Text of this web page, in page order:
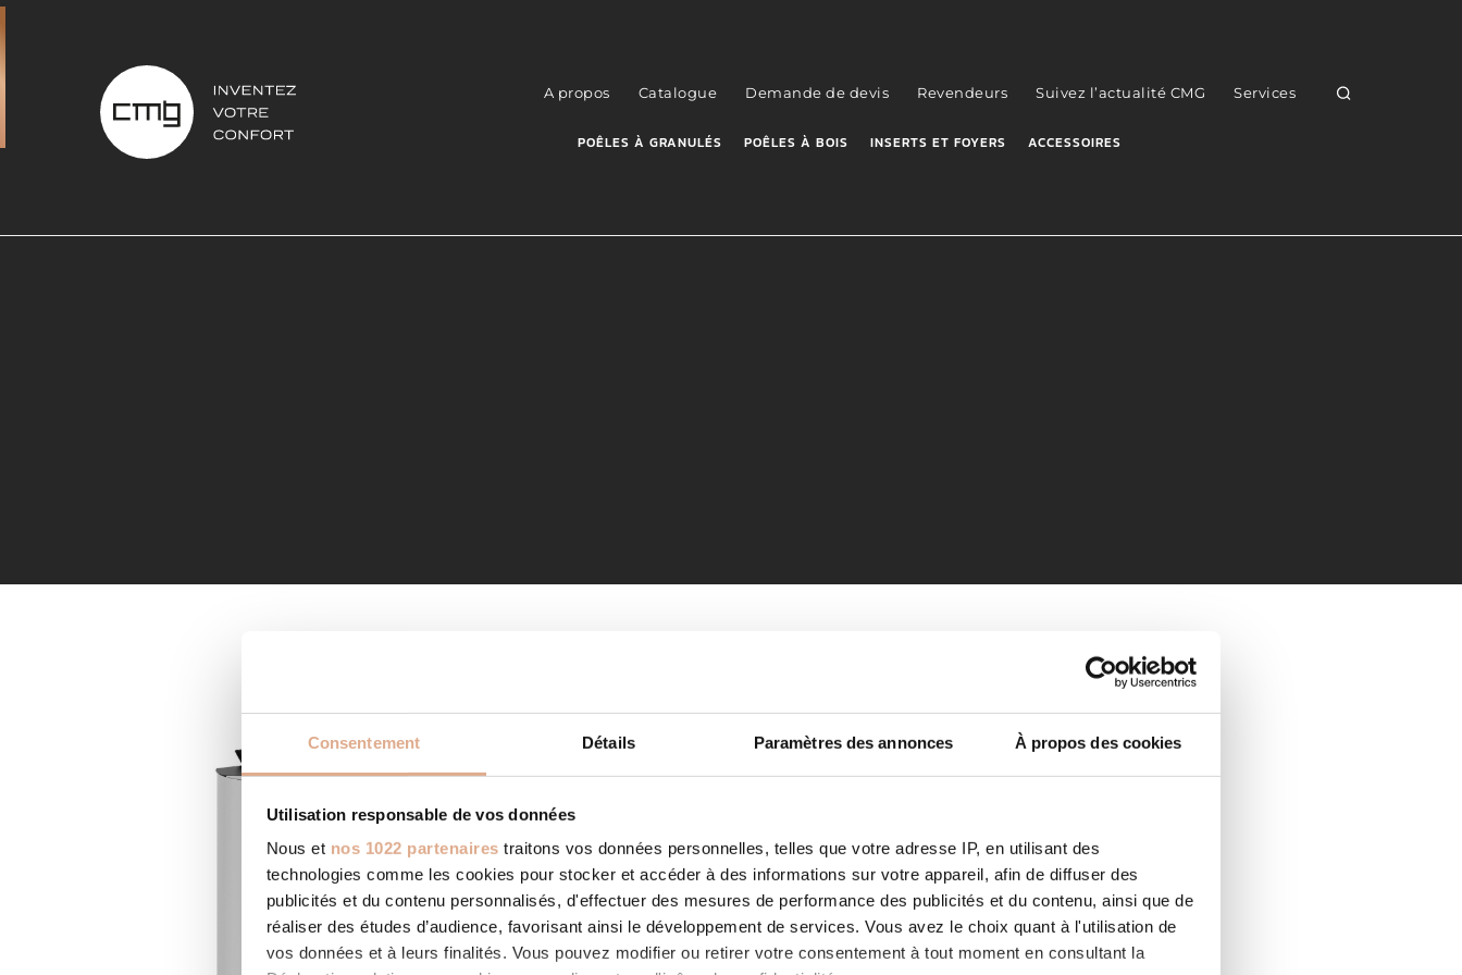
Consentement Détails Paramètres des annonces À propos des cookies
Utilisation responsable de vos données
Nous et nos 1022 partenaires traitons vos données personnelles, telles que votre adresse IP, en utilisant des
technologies comme les cookies pour stocker et accéder à des informations sur votre appareil, afin de diffuser des
publicités et du contenu personnalisés, d'effectuer des mesures de performance des publicités et du contenu, ainsi que de
réaliser des études d’audience, favorisant ainsi le développement de services. Vous avez le choix quant à l'utilisation de
vos données et à leurs finalités. Vous pouvez modifier ou retirer votre consentement à tout moment en consultant la
A propos Catalogue Demande de devis Revendeurs Suivez l’actualité CMG Services
POÊLES À GRANULÉS POÊLES À BOIS INSERTS ET FOYERS ACCESSOIRES